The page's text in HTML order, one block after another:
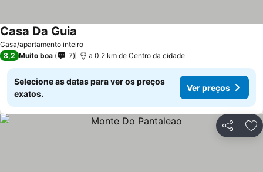
Casa/apartamento inteiro
Casa Da Guia
8,2 Muito boa 7 a 0.2 km de Centro da cidade
Selecione as datas para ver os preços
exatos.
Ver preços
Partilhar